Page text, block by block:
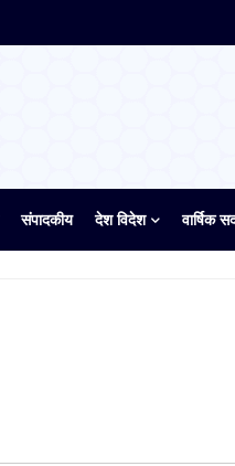
संपादकीय देश विदेश वार्षिक